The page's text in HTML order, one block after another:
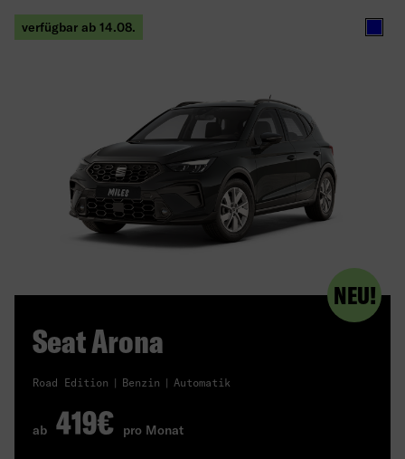
verfügbar ab 14.08. Blau
NEU!
Seat Arona
Road Edition Benzin Automatik
ab 419€ pro Monat